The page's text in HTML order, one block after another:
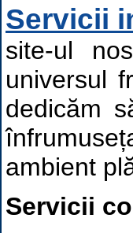
Servicii
site-ul
universul
dedicăm
ambient
Servicii